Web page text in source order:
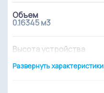
Объем
0.16345 м3
Высота устройства
Развернуть характеристики